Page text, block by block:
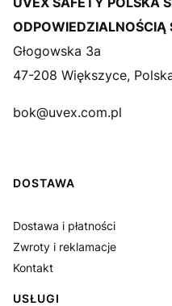
Głogowska 3a
47-208 Większyce,
bok@uvex.com.pl
Linki w stopce
DOSTAWA
Dostawa i płatności
Zwroty i reklamacje
Kontakt
USŁUGI